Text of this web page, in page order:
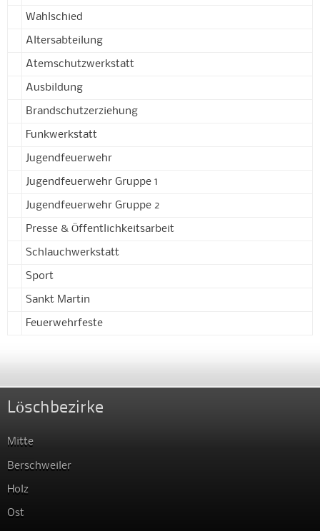
Wahlschied
Altersabteilung
Atemschutzwerkstatt
Ausbildung
Brandschutzerziehung
Funkwerkstatt
Jugendfeuerwehr
Jugendfeuerwehr Gruppe 1
Jugendfeuerwehr Gruppe 2
Presse & Öffentlichkeitsarbeit
Schlauchwerkstatt
Sport
Sankt Martin
Feuerwehrfeste
Löschbezirke
Mitte
Berschweiler
Holz
Ost